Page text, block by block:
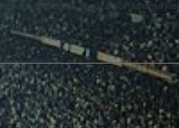
ilmoituksia, ja voit milloin tahansa